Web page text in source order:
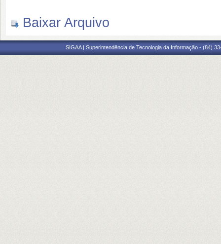
Baixar Arquivo
SIGAA | Superintendência de Tecnologia da Informação - (84)